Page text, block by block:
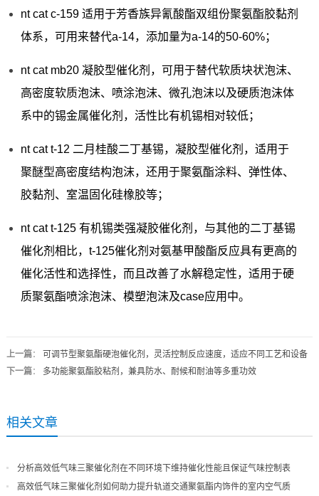
nt cat c-159 适用于芳香族异氰酸酯双组份聚氨酯胶黏剂
体系，可用来替代a-14，添加量为a-14的50-60%；
nt cat mb20 凝胶型催化剂，可用于替代软质块状泡沫、
高密度软质泡沫、喷涂泡沫、微孔泡沫以及硬质泡沫体
系中的锡金属催化剂，活性比有机锡相对较低；
nt cat t-12 二月桂酸二丁基锡，凝胶型催化剂，适用于
聚醚型高密度结构泡沫，还用于聚氨酯涂料、弹性体、
胶黏剂、室温固化硅橡胶等；
nt cat t-125 有机锡类强凝胶催化剂，与其他的二丁基锡
催化剂相比，t-125催化剂对氨基甲酸酯反应具有更高的
催化活性和选择性，而且改善了水解稳定性，适用于硬
质聚氨酯喷涂泡沫、模塑泡沫及case应用中。
上一篇：
可调节型聚氨酯硬泡催化剂，灵活控制反应速度，适应不同工艺和设备
下一篇： 多功能聚氨酯胶粘剂，兼具防水、耐候和耐油等多重功效
相关文章
分析高效低气味三聚催化剂在不同环境下维持催化性能且保证气味控制表
现
高效低气味三聚催化剂如何助力提升轨道交通聚氨酯内饰件的室内空气质